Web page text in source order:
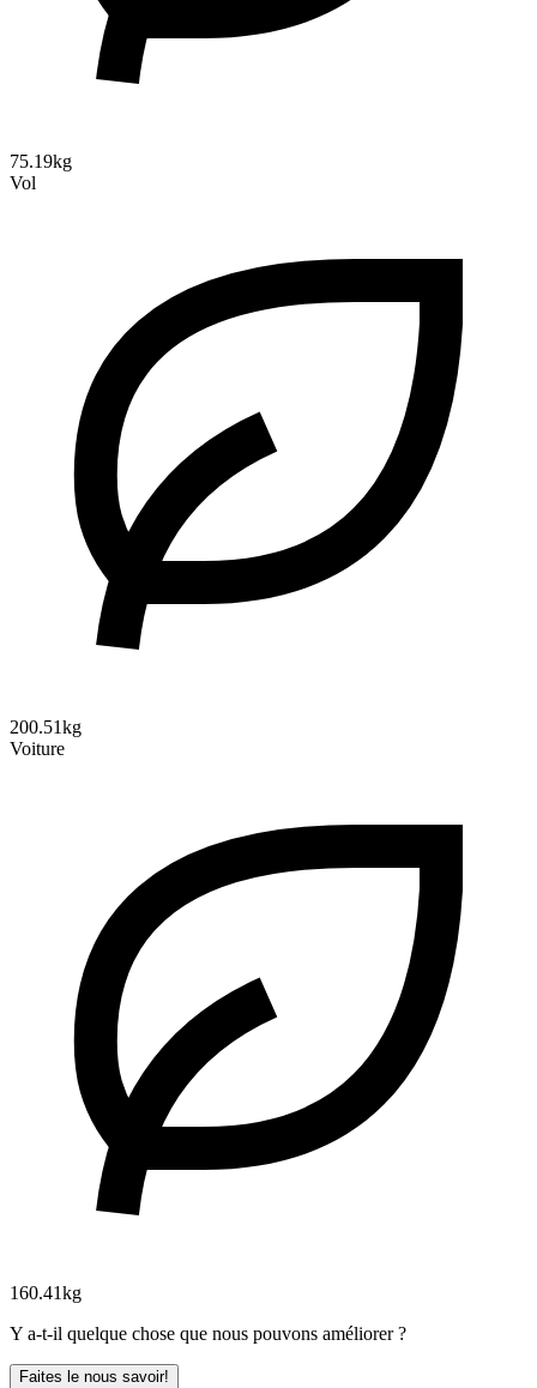
75.19kg
Vol
200.51kg
Voiture
160.41kg
Y a-t-il quelque chose que nous pouvons améliorer ?
Faites le nous savoir!